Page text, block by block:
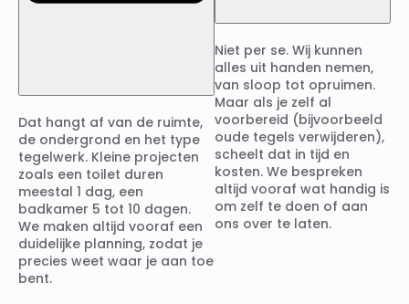
Dat hangt af van de ruimte,
de ondergrond en het type
tegelwerk. Kleine projecten
zoals een toilet duren
meestal 1 dag, een
badkamer 5 tot 10 dagen.
We maken altijd vooraf een
duidelijke planning, zodat je
precies weet waar je aan toe
bent.
Niet per se. Wij kunnen
alles uit handen nemen,
van sloop tot opruimen.
Maar als je zelf al
voorbereid (bijvoorbeeld
oude tegels verwijderen),
scheelt dat in tijd en
kosten. We bespreken
altijd vooraf wat handig is
om zelf te doen of aan
ons over te laten.